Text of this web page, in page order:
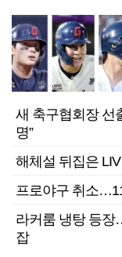
새 축구협회장
명”
해체설 뒤집은
프로야구 취소
라커룸 냉탕 등장
잡